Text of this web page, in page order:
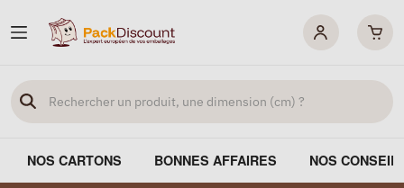
NOS CARTONS BONNES AFFAIRES NOS